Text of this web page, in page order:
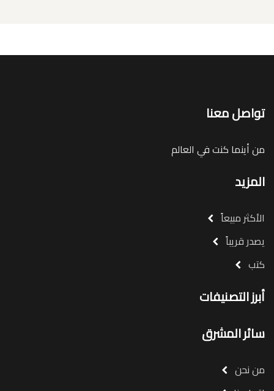
تواصل معنا
من أينما كنت في العالم
المزيد
الأكثر مبيعاً
يصدر قريباً
كتب
أبرز التصنيفات
سائر المشرق
من نحن